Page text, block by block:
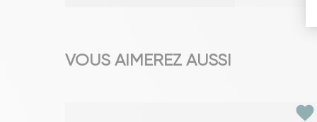
VOUS AIMEREZ AUSSI
favorite